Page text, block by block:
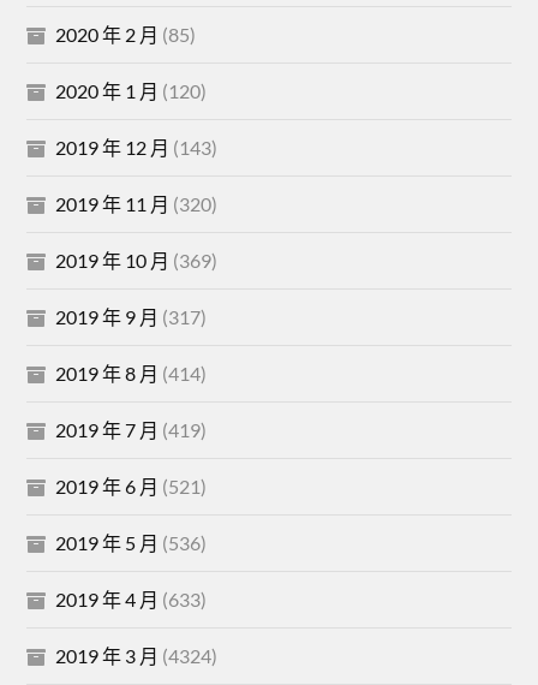
2020 年 2 月 (85)
2020 年 1 月 (120)
2019 年 12 月 (143)
2019 年 11 月 (320)
2019 年 10 月 (369)
2019 年 9 月 (317)
2019 年 8 月 (414)
2019 年 7 月 (419)
2019 年 6 月 (521)
2019 年 5 月 (536)
2019 年 4 月 (633)
2019 年 3 月 (4324)